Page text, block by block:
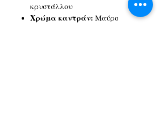
κρυστάλλου
Χρώμα καντράν: Μαύρο